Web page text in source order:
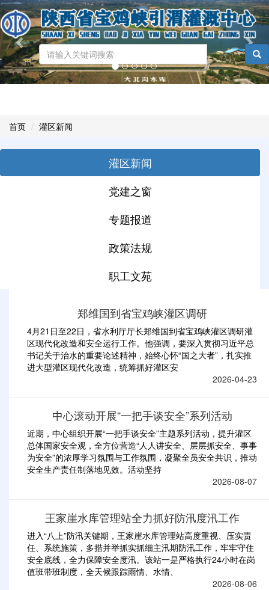
Previous
首页
灌区新闻
灌区新闻
党建之窗
专题报道
政策法规
职工文苑
郑维国到省宝鸡峡灌区调研
4月21日至22日，省水利厅厅长郑维国到省宝鸡峡灌区调研灌
区现代化改造和安全运行工作。他强调，要深入贯彻习近平总
书记关于治水的重要论述精神，始终心怀“国之大者”，扎实推
进大型灌区现代化改造，统筹抓好灌区安
2026-04-23
中心滚动开展“一把手谈安全”系列活动
近期，中心组织开展“一把手谈安全”主题系列活动，提升灌区
总体国家安全观，全方位营造“人人讲安全、层层抓安全、事事
为安全”的浓厚学习氛围与工作氛围，凝聚全员安全共识，推动
安全生产责任制落地见效。活动坚持
2026-08-07
王家崖水库管理站全力抓好防汛度汛工作
进入“八上”防汛关键期，王家崖水库管理站高度重视、压实责
任、系统施策，多措并举抓实抓细主汛期防汛工作，牢牢守住
安全底线，全力保障安全度汛。该站一是严格执行24小时在岗
值班带班制度，全天候跟踪雨情、水情、
2026-08-06